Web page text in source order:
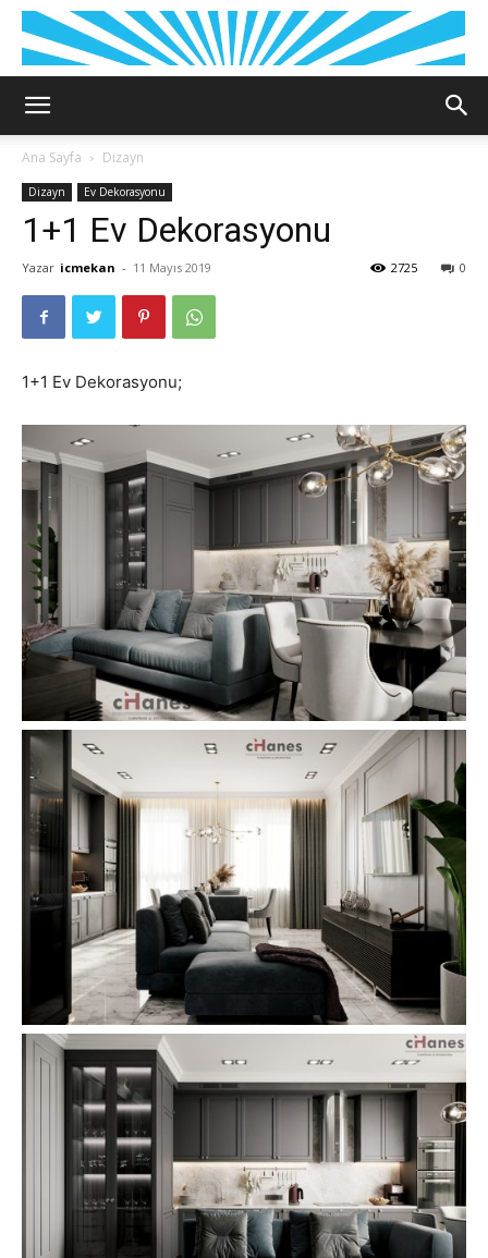
Ana Sayfa Dizayn
Dizayn Ev Dekorasyonu
1+1 Ev Dekorasyonu
Yazar icmekan - 11 Mayıs 2019 0
2725
1+1 Ev Dekorasyonu;